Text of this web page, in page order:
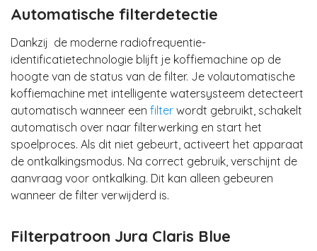
Automatische filterdetectie
Dankzij de moderne radiofrequentie-
identificatietechnologie blijft je koffiemachine op de
hoogte van de status van de filter. Je volautomatische
koffiemachine met intelligente watersysteem detecteert
automatisch wanneer een filter wordt gebruikt, schakelt
automatisch over naar filterwerking en start het
spoelproces. Als dit niet gebeurt, activeert het apparaat
de ontkalkingsmodus. Na correct gebruik, verschijnt de
aanvraag voor ontkalking. Dit kan alleen gebeuren
wanneer de filter verwijderd is.
Filterpatroon Jura Claris Blue